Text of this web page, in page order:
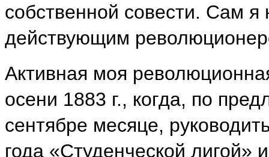
собственной совести. Сам я
действующим
Активная моя
осени 1883 г., когда, по
сентябре месяце,
года «Студенческой лигой»